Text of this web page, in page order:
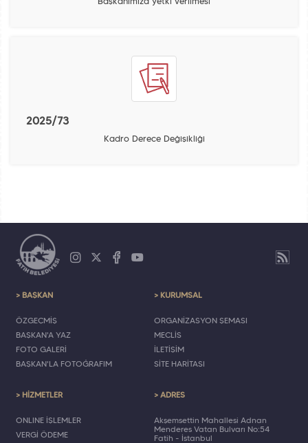
Başkanımıza yetki verilmesi
2025/73
Kadro Derece Değişikliği
> BAŞKAN
ÖZGEÇMİŞ
BAŞKAN'A YAZ
FOTO GALERİ
BAŞKAN'LA FOTOĞRAFIM
> KURUMSAL
ORGANİZASYON ŞEMASI
MECLİS
İLETİŞİM
SİTE HARİTASI
> HİZMETLER
ONLINE İŞLEMLER
VERGİ ÖDEME
> ADRES
Akşemsettin Mahallesi Adnan
Menderes Vatan Bulvarı No:54
Fatih - İstanbul